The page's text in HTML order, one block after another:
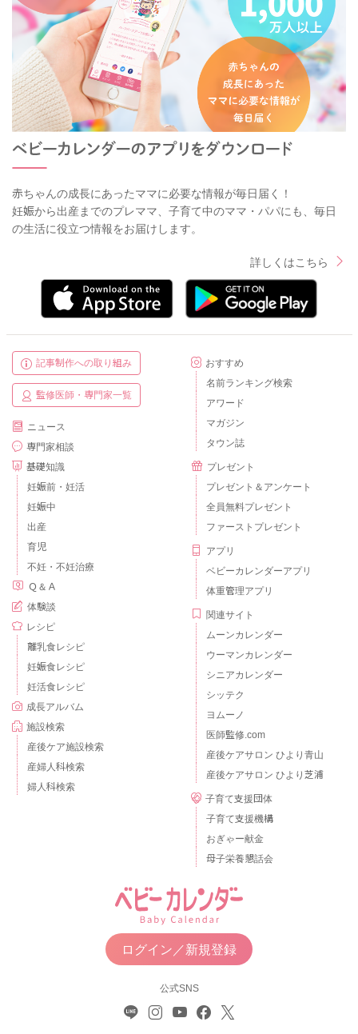
赤ちゃんの成長にあったママに必要な情報が毎日届く！
妊娠から出産までのプレママ、子育て中のママ・パパにも、毎日
の生活に役立つ情報をお届けします。
詳しくはこちら
記事制作への取り組み
監修医師・専門家一覧
ニュース
専門家相談
基礎知識
妊娠前・妊活
妊娠中
出産
育児
不妊・不妊治療
Ｑ＆Ａ
体験談
レシピ
離乳食レシピ
妊娠食レシピ
妊活食レシピ
成長アルバム
施設検索
産後ケア施設検索
産婦人科検索
婦人科検索
おすすめ
名前ランキング検索
アワード
マガジン
タウン誌
プレゼント
プレゼント＆アンケート
全員無料プレゼント
ファーストプレゼント
アプリ
ベビーカレンダーアプリ
体重管理アプリ
関連サイト
ムーンカレンダー
ウーマンカレンダー
シニアカレンダー
シッテク
ヨムーノ
医師監修.com
産後ケアサロン ひより青山
産後ケアサロン ひより芝浦
子育て支援団体
子育て支援機構
おぎゃー献金
母子栄養懇話会
ログイン／新規登録
公式SNS